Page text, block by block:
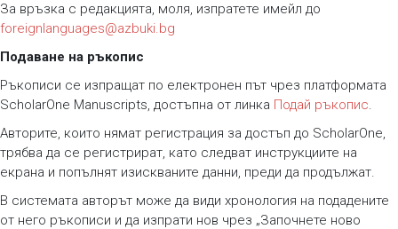
За връзка с редакцията, моля, изпратете имейл до
foreignlanguages@azbuki.bg
Подаване на ръкопис
Ръкописи се изпращат по електронен път чрез платформата
ScholarOne Manuscripts, достъпна от линка Подай ръкопис.
Авторите, които нямат регистрация за достъп до ScholarOne,
трябва да се регистрират, като следват инструкциите на
екрана и попълнят изискваните данни, преди да продължат.
В системата авторът може да види хронология на подадените
от него ръкописи и да изпрати нов чрез „Започнете ново